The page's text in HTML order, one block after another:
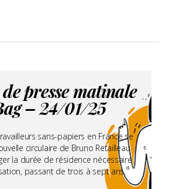
presse matinale
– 24/01/25
sans-papiers en France se
circulaire de Bruno Retailleau
la durée de résidence nécessaire
passant de trois à sept ans.